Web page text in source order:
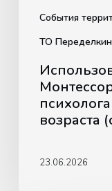
События
ТО
раннего
года
возраста
23.06.2026